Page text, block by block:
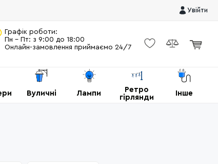
Увійти
Графік роботи:
Пн - Пт: з 9:00 до 18:00
Онлайн-замовлення приймаємо 24/7
Вуличні Лампи
Ретро
гірлянди
Інше